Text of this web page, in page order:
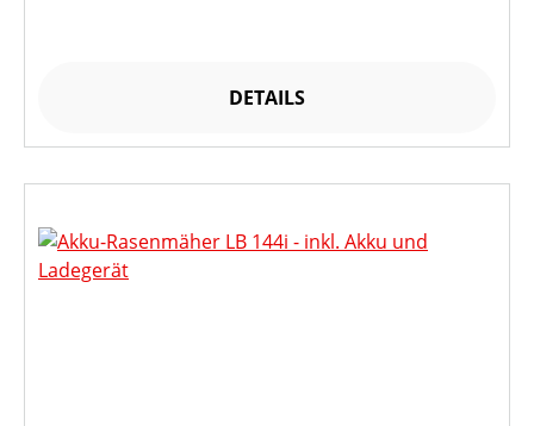
DETAILS